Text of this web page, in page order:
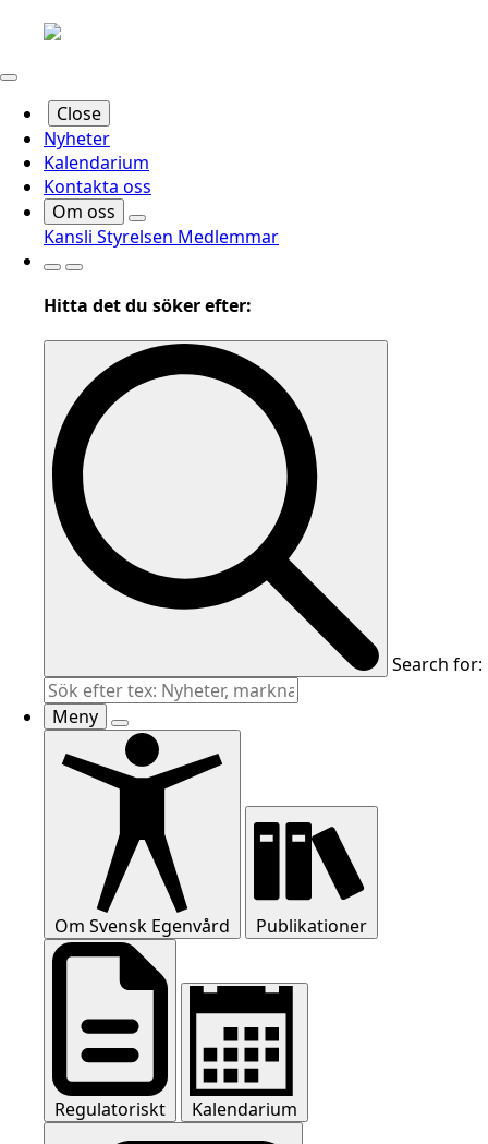
Close
Nyheter
Kalendarium
Kontakta oss
Om oss
Kansli Styrelsen Medlemmar
Hitta det du söker efter:
Search for:
Meny
Om Svensk Egenvård Publikationer
Regulatoriskt Kalendarium